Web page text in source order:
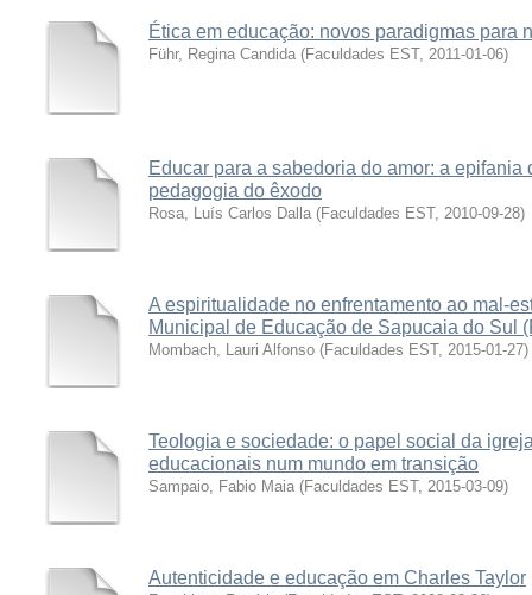
Ética em educação: novos paradigmas para
Führ, Regina Candida (Faculdades EST, 2011-01-06)
Educar para a sabedoria do amor: a epifania
pedagogia do êxodo
Rosa, Luís Carlos Dalla (Faculdades EST, 2010-09-28)
A espiritualidade no enfrentamento ao mal-
Municipal de Educação de Sapucaia do Sul
Mombach, Lauri Alfonso (Faculdades EST, 2015-01-27)
Teologia e sociedade: o papel social da
educacionais num mundo em transição
Sampaio, Fabio Maia (Faculdades EST, 2015-03-09)
Autenticidade e educação em Charles Taylor